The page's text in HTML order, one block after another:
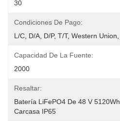
30
Condiciones De Pago:
L/C, D/A, D/P, T/T, Western Union,
Capacidad De La Fuente:
2000
Resaltar:
Batería LiFePO4 De 48 V 5120Wh
Carcasa IP65